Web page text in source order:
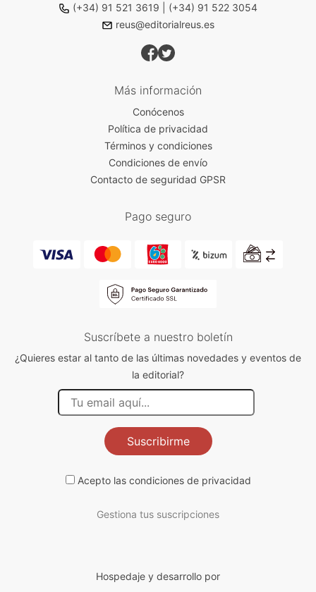
(+34) 91 521 3619
(+34) 91 522 3054
reus@editorialreus.es
Más información
Conócenos
Política de privacidad
Términos y condiciones
Condiciones de envío
Contacto de seguridad GPSR
Pago seguro
Suscríbete a nuestro boletín
¿Quieres estar al tanto de las últimas novedades y eventos de
la editorial?
Suscribirme
Acepto las condiciones de privacidad
Gestiona tus suscripciones
Hospedaje y desarrollo por